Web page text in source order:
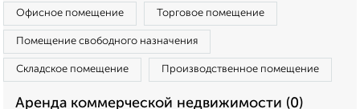
Офисное помещение Торговое помещение
Помещение свободного назначения
Складское помещение Производственное помещение
Аренда коммерческой недвижимости (0)